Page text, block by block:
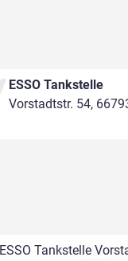
ESSO Tankstelle
Vorstadtstr. 54,
ESSO Tankstelle